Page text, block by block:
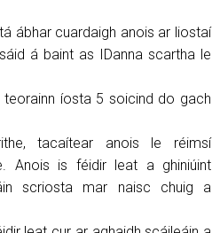
ábhar cuardaigh anois ar liostaí
á baint as IDanna scartha le
teorainn íosta 5 soicind do gach
tacaítear anois le réimsí
Anois is féidir leat a ghiniúint
scriosta mar naisc chuig a